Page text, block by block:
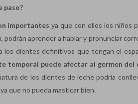
paso?
importantes ya que con ellos los niños
podrán aprender a hablar y pronunciar
los dientes definitivos que tengan el
temporal puede afectar al germen
de los dientes de leche podría
que no pueda masticar bien.